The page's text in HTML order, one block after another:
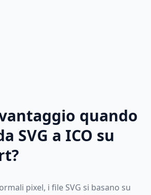
quando
SVG a ICO su
pixel, i file SVG si basano su